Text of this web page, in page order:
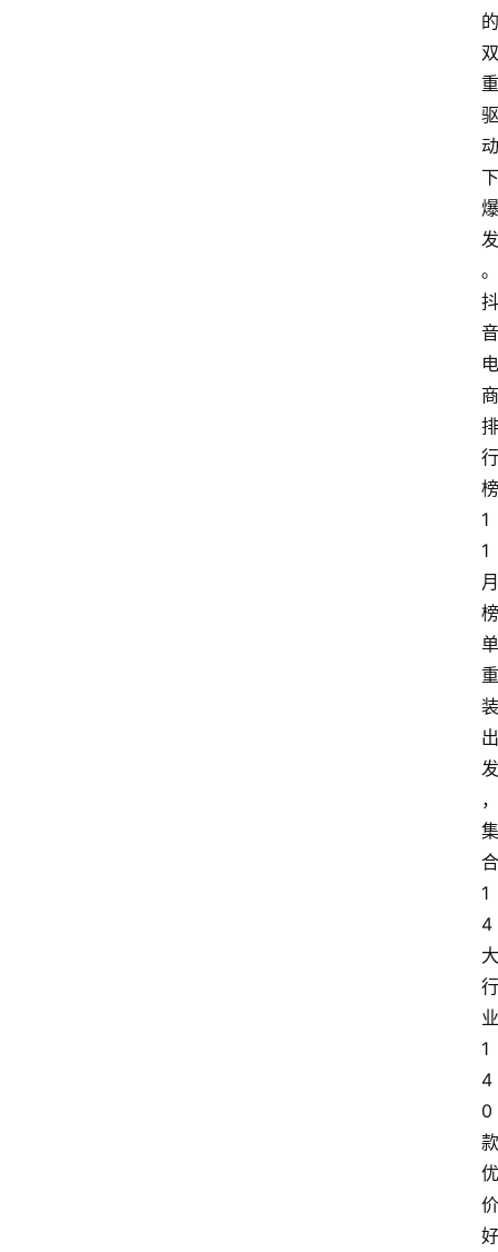
的
双
重
驱
动
下
爆
发
。
抖
音
电
商
排
行
榜
1
1
月
榜
单
重
装
出
发
，
集
合
1
4
大
行
业
1
4
0
款
优
价
好